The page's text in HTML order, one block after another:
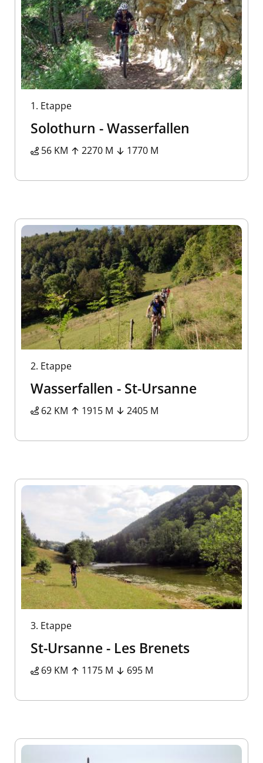
1. Etappe
Solothurn - Wasserfallen
56 KM 2270 M 1770 M
2. Etappe
Wasserfallen - St-Ursanne
62 KM 1915 M 2405 M
3. Etappe
St-Ursanne - Les Brenets
69 KM 1175 M 695 M